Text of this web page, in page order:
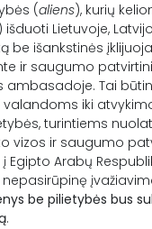
(aliens), kurių
) išduoti Lietuvoje,
be išankstinės
ir saugumo
ambasadoje. Tai
iki
turintiems
vizos ir saugumo
Egipto Arabų
nepasirūpinę
be pilietybės bus
.